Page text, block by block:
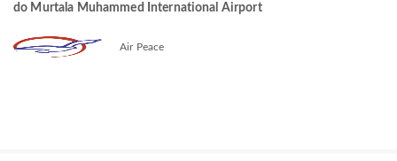
do Murtala Muhammed International Airport
Air Peace